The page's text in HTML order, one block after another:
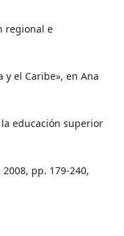
regional e
el Caribe», en Ana
educación superior
2008, pp. 179-240,